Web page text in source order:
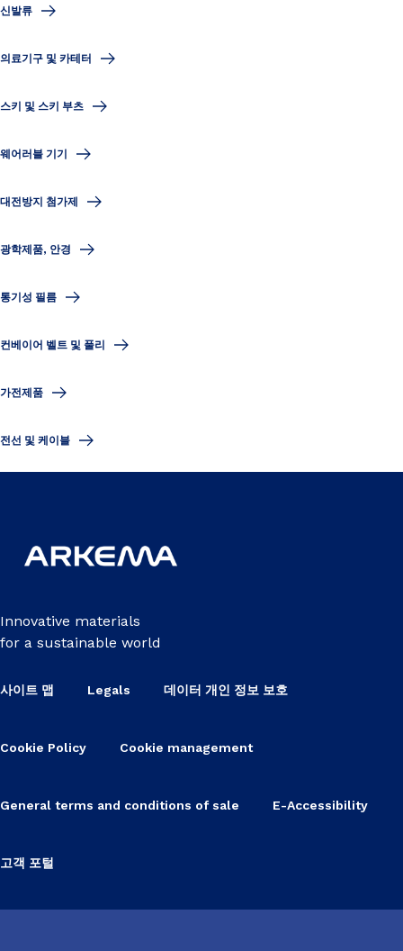
신발류
의료기구 및 카테터
스키 및 스키 부츠
웨어러블 기기
대전방지 첨가제
광학제품, 안경
통기성 필름
컨베이어 벨트 및 풀리
가전제품
전선 및 케이블
Innovative materials
for a sustainable world
사이트 맵 Legals 데이터 개인 정보 보호
Cookie Policy Cookie management
General terms and conditions of sale E-Accessibility
고객 포털